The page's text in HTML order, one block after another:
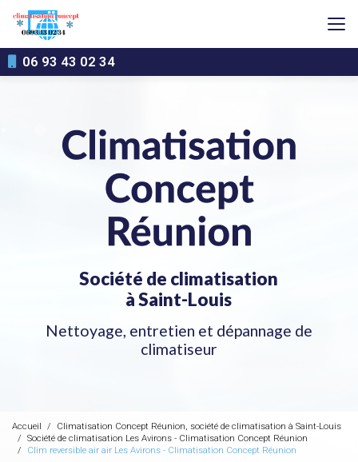
contenu
principal
06 93 43 02 34
Société de climatisation
à Saint-Louis
Nettoyage, entretien et dépannage de
climatiseur
Accueil
Climatisation Concept Réunion, société de climatisation à Saint-Louis
Société de climatisation Les Avirons - Climatisation Concept Réunion
Clim reversible air air Les Avirons - Climatisation Concept Réunion